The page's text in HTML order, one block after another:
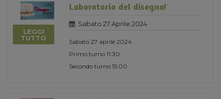
LEGGI
TUTTO
Laboratorio del disegno!
Sabato 27 Aprile 2024
Sabato 27 aprile 2024
Primo turno 11:30
Secondo turno 15:00